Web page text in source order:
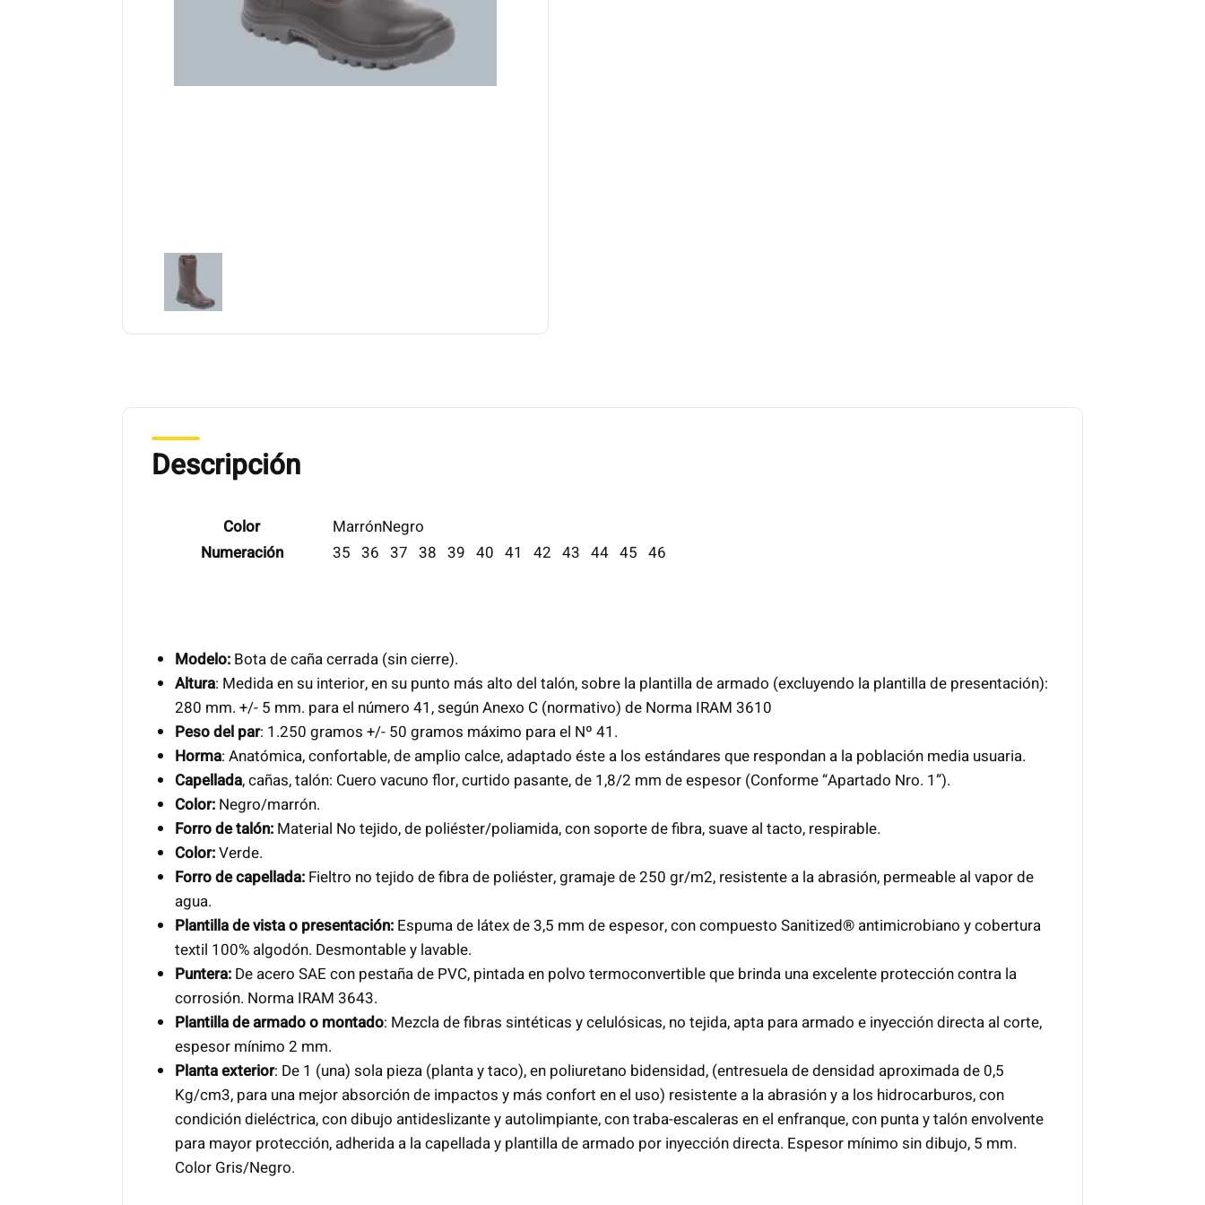
Descripción
Color MarrónNegro
Numeración
35 36 37 38 39 40 41 42 43 44 45 46
Modelo: Bota de caña cerrada (sin cierre).
Altura: Medida en su interior, en su punto más alto del talón, sobre la plantilla de armado (excluyendo la plantilla de presentación):
280 mm. +/- 5 mm. para el número 41, según Anexo C (normativo) de Norma IRAM 3610
Peso del par: 1.250 gramos +/- 50 gramos máximo para el Nº 41.
Horma: Anatómica, confortable, de amplio calce, adaptado éste a los estándares que respondan a la población media usuaria.
Capellada, cañas, talón: Cuero vacuno flor, curtido pasante, de 1,8/2 mm de espesor (Conforme “Apartado Nro. 1”).
Color: Negro/marrón.
Forro de talón: Material No tejido, de poliéster/poliamida, con soporte de fibra, suave al tacto, respirable.
Color:Verde.
Forro de capellada: Fieltro no tejido de fibra de poliéster, gramaje de 250 gr/m2, resistente a la abrasión, permeable al vapor de
agua.
Plantilla de vista o presentación: Espuma de látex de 3,5 mm de espesor, con compuesto Sanitized® antimicrobiano y cobertura
textil 100% algodón. Desmontable y lavable.
Puntera: De acero SAE con pestaña de PVC, pintada en polvo termoconvertible que brinda una excelente protección contra la
corrosión. Norma IRAM 3643.
Plantilla de armado o montado: Mezcla de fibras sintéticas y celulósicas, no tejida, apta para armado e inyección directa al corte,
espesor mínimo 2 mm.
Planta exterior: De 1 (una) sola pieza (planta y taco), en poliuretano bidensidad, (entresuela de densidad aproximada de 0,5
Kg/cm3, para una mejor absorción de impactos y más confort en el uso) resistente a la abrasión y a los hidrocarburos, con
condición dieléctrica, con dibujo antideslizante y autolimpiante, con traba-escaleras en el enfranque, con punta y talón envolvente
para mayor protección, adherida a la capellada y plantilla de armado por inyección directa. Espesor mínimo sin dibujo, 5 mm.
Color Gris/Negro.